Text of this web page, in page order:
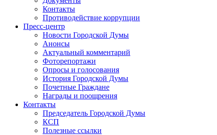
Контакты
Противодействие коррупции
Пресс-центр
Новости Городской Думы
Анонсы
Актуальный комментарий
Фоторепортажи
Опросы и голосования
История Городской Думы
Почетные Граждане
Награды и поощрения
Контакты
Председатель Городской Думы
КСП
Полезные ссылки